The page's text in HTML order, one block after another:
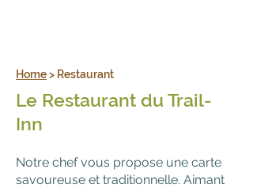
Home> Restaurant
Le Restaurant du Trail-
Inn
Notre chefvous propose une carte
savoureuse et traditionnelle. Aimant